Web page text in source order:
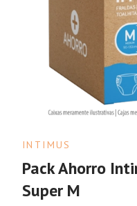
INTIMUS
Pack Ahorro
Super M